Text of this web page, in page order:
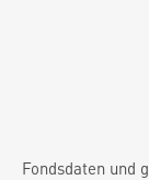
Fondsdaten und